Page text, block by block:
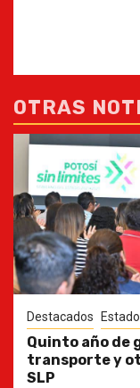
OTRAS
Destacados Estado
Quinto año de
transporte y
SLP